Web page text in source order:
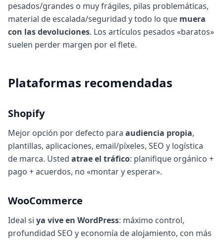
pesados/grandes o muy frágiles, pilas problemáticas,
material de escalada/seguridad y todo lo que muera
con las devoluciones. Los artículos pesados «baratos»
suelen perder margen por el flete.
Plataformas recomendadas
Shopify
Mejor opción por defecto para audiencia propia,
plantillas, aplicaciones, email/píxeles, SEO y logística
de marca. Usted atrae el tráfico: planifique orgánico +
pago + acuerdos, no «montar y esperar».
WooCommerce
Ideal si ya vive en WordPress: máximo control,
profundidad SEO y economía de alojamiento, con más